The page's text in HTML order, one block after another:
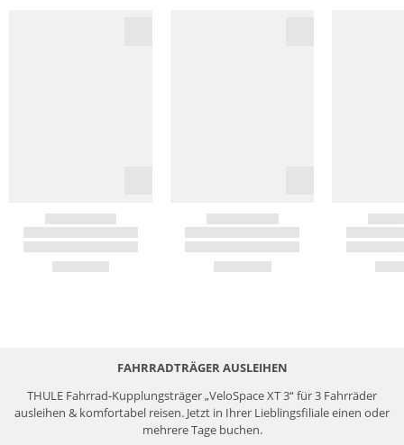
FAHRRADTRÄGER AUSLEIHEN
THULE Fahrrad-Kupplungsträger „VeloSpace XT 3“ für 3 Fahrräder
ausleihen & komfortabel reisen. Jetzt in Ihrer Lieblingsfiliale einen oder
mehrere Tage buchen.